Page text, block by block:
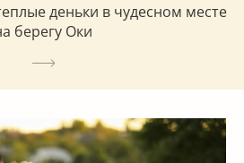
деньки в чудесном месте
берегу Оки